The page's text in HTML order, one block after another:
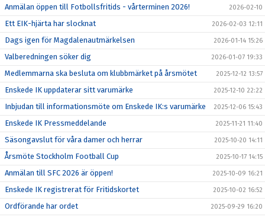
Anmälan öppen till Fotbollsfritids - vårterminen 2026! 2026-02-10
Ett EIK-hjärta har slocknat 2026-02-03 12:11
Dags igen för Magdalenautmärkelsen 2026-01-14 15:26
Valberedningen söker dig 2026-01-07 19:33
Medlemmarna ska besluta om klubbmärket på årsmötet 2025-12-12 13:57
Enskede IK uppdaterar sitt varumärke 2025-12-10 22:22
Inbjudan till informationsmöte om Enskede IK:s varumärke 2025-12-06 15:43
Enskede IK Pressmeddelande 2025-11-21 11:40
Säsongavslut för våra damer och herrar 2025-10-20 14:11
Årsmöte Stockholm Football Cup 2025-10-17 14:15
Anmälan till SFC 2026 är öppen! 2025-10-09 16:21
Enskede IK registrerat för Fritidskortet 2025-10-02 16:52
Ordförande har ordet 2025-09-29 16:20